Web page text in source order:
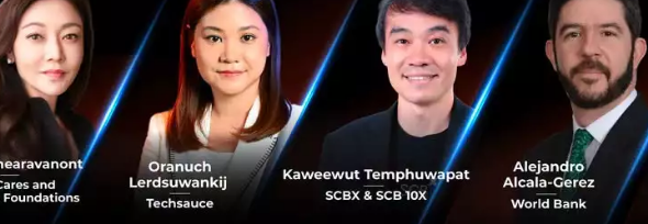
round of investment to date.